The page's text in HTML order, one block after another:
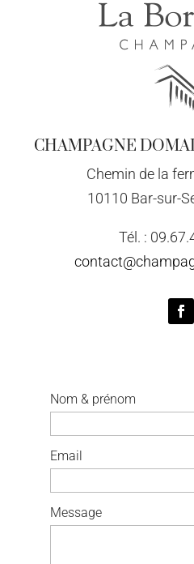
CHAMPAGNE
Chemin de la
10110 Bar-sur-
Tél. :
Nom & prénom
Email
Message